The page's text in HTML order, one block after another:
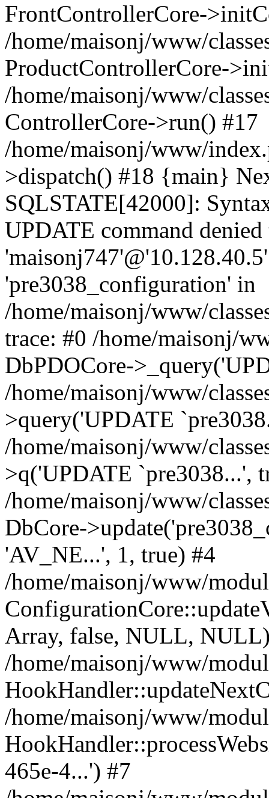
FrontControllerCore-
/home/maisonj/www/
ProductControllerCore-
/home/maisonj/www/
ControllerCore->run() #17
/home/maisonj/www/
>dispatch() #18 {main}
SQLSTATE[42000]:
UPDATE command denied
'pre3038_configuration' in
/home/maisonj/www/
trace: #0 /home/maisonj/
DbPDOCore-
/home/maisonj/www/
>query('UPDATE
/home/maisonj/www/
>q('UPDATE `pre3038...',
/home/maisonj/www/
DbCore-
'AV_NE...', 1, true) #4
/home/maisonj/www/
Array, false, NULL,
/home/maisonj/www/
/home/maisonj/www/
465e-4...') #7